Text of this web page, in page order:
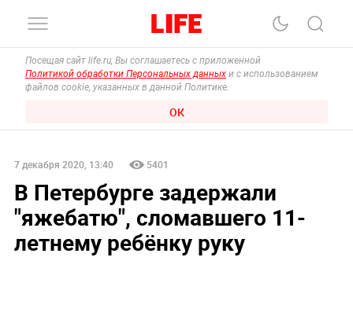
Посещая сайт life.ru, Вы соглашаетесь с приложенной
Политикой обработки Персональных данных и с использованием
файлов cookie, указанных в данной Политике.
ОК
7 декабря 2020, 13:40 5401
В Петербурге задержали
"яжебатю", сломавшего 11-
летнему ребёнку руку